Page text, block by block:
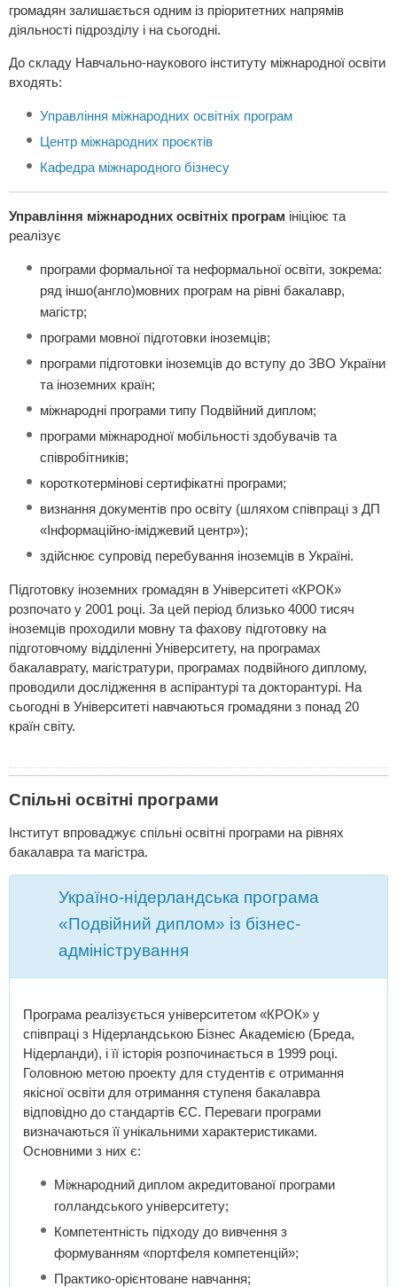
громадян залишається одним із пріоритетних напрямів
діяльності підрозділу і на сьогодні.
До складу Навчально-наукового інституту міжнародної освіти
входять:
Управління міжнародних освітніх програм
Центр міжнародних проєктів
Кафедра міжнародного бізнесу
Управління міжнародних освітніх програм ініціює та
реалізує
програми формальної та неформальної освіти, зокрема:
ряд іншо(англо)мовних програм на рівні бакалавр,
магістр;
програми мовної підготовки іноземців;
програми підготовки іноземців до вступу до ЗВО України
та іноземних країн;
міжнародні програми типу Подвійний диплом;
програми міжнародної мобільності здобувачів та
співробітників;
короткотермінові сертифікатні програми;
визнання документів про освіту (шляхом співпраці з ДП
«Інформаційно-іміджевий центр»);
здійснює супровід перебування іноземців в Україні.
Підготовку іноземних громадян в Університеті «КРОК»
розпочато у 2001 році. За цей період близько 4000 тисяч
іноземців проходили мовну та фахову підготовку на
підготовчому відділенні Університету, на програмах
бакалаврату, магістратури, програмах подвійного диплому,
проводили дослідження в аспірантурі та докторантурі. На
сьогодні в Університеті навчаються громадяни з понад 20
країн світу.
Спільні освітні програми
Інститут впроваджує спільні освітні програми на рівнях
бакалавра та магістра.
Україно-нідерландська програма
«Подвійний диплом» із бізнес-
адміністрування
Програма реалізується університетом «КРОК» у
співпраці з Нідерландською Бізнес Академією (Бреда,
Нідерланди), і її історія розпочинається в 1999 році.
Головною метою проекту для студентів є отримання
якісної освіти для отримання ступеня бакалавра
відповідно до стандартів ЄС. Переваги програми
визначаються її унікальними характеристиками.
Основними з них є:
Міжнародний диплом акредитованої програми
голландського університету;
Компетентність підходу до вивчення з
формуванням «портфеля компетенцій»;
Практико-орієнтоване навчання;